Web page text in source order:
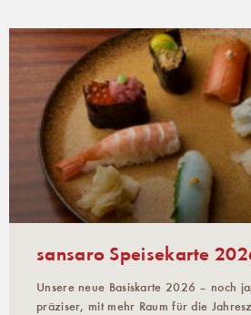
sansaro Speisekarte
Unsere neue Basiskarte 2026 – noch
präziser, mit mehr Raum für die